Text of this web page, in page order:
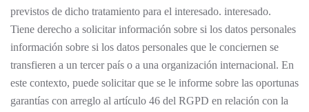
previstos de dicho tratamiento para el interesado. interesado.
Tiene derecho a solicitar información sobre si los datos personales
información sobre si los datos personales que le conciernen se
transfieren a un tercer país o a una organización internacional. En
este contexto, puede solicitar que se le informe sobre las oportunas
garantías con arreglo al artículo 46 del RGPD en relación con la